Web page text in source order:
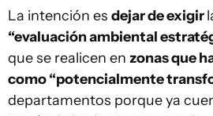
La intención es dejar de exigir
“evaluación ambiental
que se realicen en zonas que
como “potencialmente
departamentos porque ya